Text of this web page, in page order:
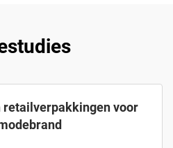
retailverpakkingen voor